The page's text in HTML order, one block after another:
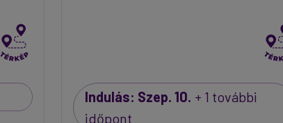
Indulás: Szep. 10. + 1 további
időpont